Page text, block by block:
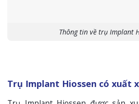
Thông tin về trụ Implant
Trụ Implant Hiossen có xuất